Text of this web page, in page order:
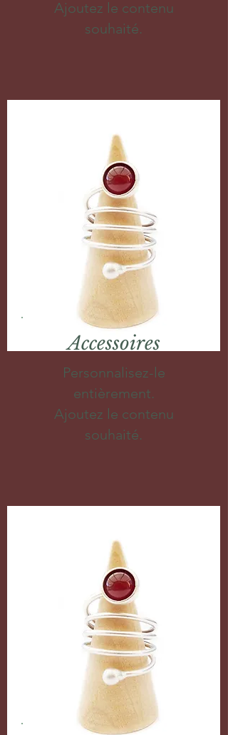
Ajoutez le contenu
souhaité.
Accessoires
Personnalisez-le
entièrement.
Ajoutez le contenu
souhaité.